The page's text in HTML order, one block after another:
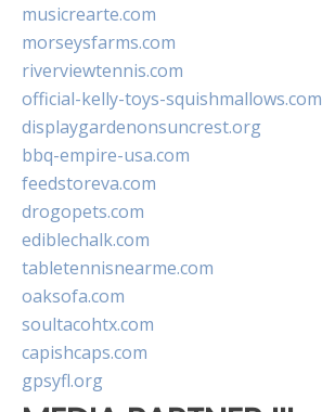
musicrearte.com
morseysfarms.com
riverviewtennis.com
official-kelly-toys-squishmallows.com
displaygardenonsuncrest.org
bbq-empire-usa.com
feedstoreva.com
drogopets.com
ediblechalk.com
tabletennisnearme.com
oaksofa.com
soultacohtx.com
capishcaps.com
gpsyfl.org